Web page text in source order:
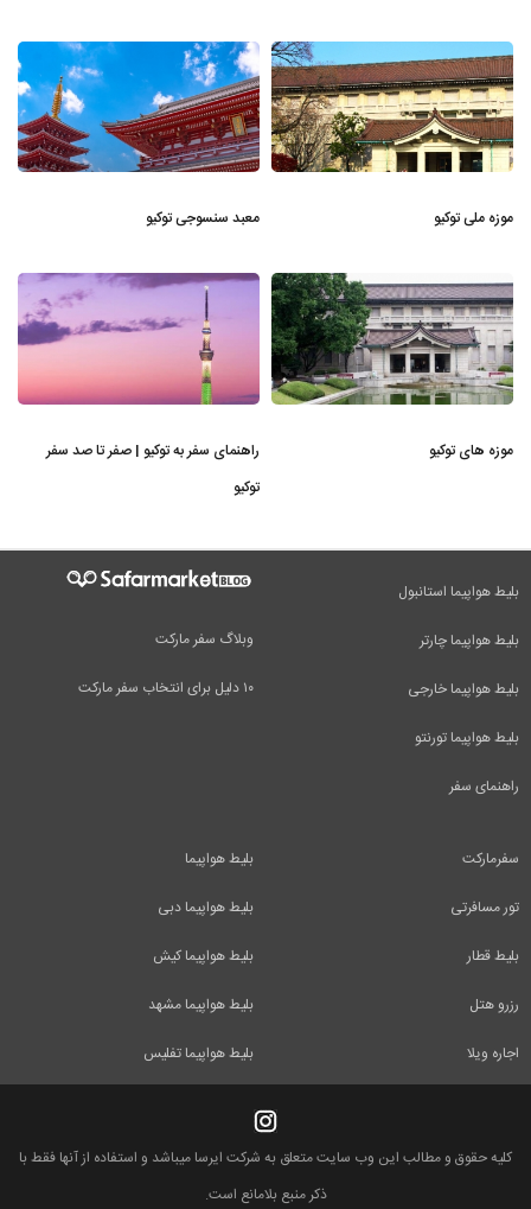
موزه ملی توکیو معبد سنسوجی توکیو
موزه های توکیو
راهنمای سفر به توکیو | صفر تا صد سفر
توکیو
وبلاگ سفر مارکت
۱۰ دلیل برای انتخاب سفر مارکت
بلیط هواپیما استانبول
بلیط هواپیما چارتر
بلیط هواپیما خارجی
بلیط هواپیما تورنتو
راهنمای سفر
بلیط هواپیما
بلیط هواپیما دبی
بلیط هواپیما کیش
بلیط هواپیما مشهد
بلیط هواپیما تفلیس
سفرمارکت
تور مسافرتی
بلیط قطار
رزرو هتل
اجاره ویلا
کلیه حقوق و مطالب این وب سایت متعلق به شرکت ایرسا میباشد و استفاده از آنها فقط با
ذکر منبع بلامانع است.